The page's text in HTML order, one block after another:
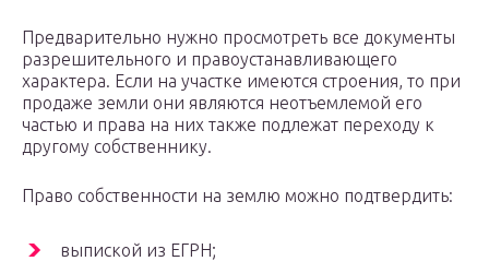
Предварительно нужно просмотреть все документы
разрешительного и правоустанавливающего
характера. Если на участке имеются строения, то при
продаже земли они являются неотъемлемой его
частью и права на них также подлежат переходу к
другому собственнику.
Право собственности на землю можно подтвердить:
выпиской из ЕГРН;